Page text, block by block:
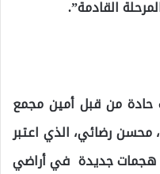
القادمة”.
حادة من قبل أمين مجمع
رضائي، الذي اعتبر
هجمات جديدة في أراضي